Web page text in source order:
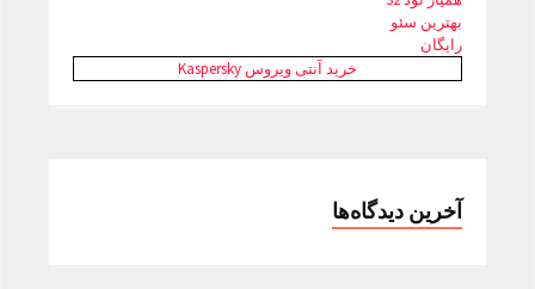
بهترین سئو
رایگان
خرید آنتی ویروس Kaspersky
آخرین دیدگاه‌ها